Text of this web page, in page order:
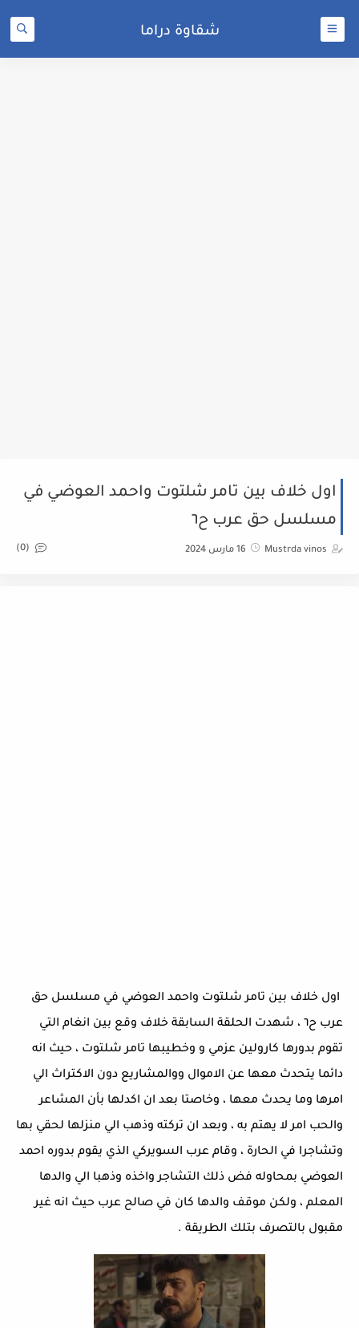
شقاوة دراما
اول خلاف بين تامر شلتوت واحمد العوضي في
مسلسل حق عرب ح٦
Mustrda vinos 16 مارس 2024 (0)
اول خلاف بين تامر شلتوت واحمد العوضي في مسلسل حق
عرب ح٦ ، شهدت الحلقة السابقة خلاف وقع بين انغام التي
تقوم بدورها كارولين عزمي و وخطيبها تامر شلتوت ، حيث انه
دائما يتحدث معها عن الاموال ووالمشاريع دون الاكتراث الي
امرها وما يحدث معها ، وخاصتا بعد ان اكدلها بأن المشاعر
والحب امر لا يهتم به ، وبعد ان تركته وذهب الي منزلها لحقي بها
وتشاجرا في الحارة ، وقام عرب السويركي الذي يقوم بدوره احمد
العوضي بمحاوله فض ذلك التشاجر واخذه وذهبا الي والدها
المعلم ، ولكن موقف والدها كان في صالح عرب حيث انه غير
مقبول بالتصرف بتلك الطريقة .